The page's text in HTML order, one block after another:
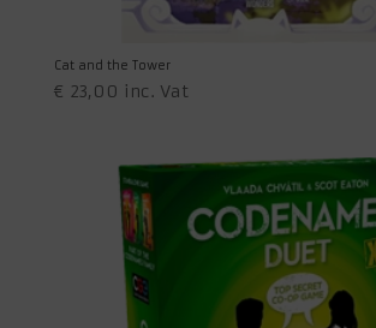
Cat and the Tower
€ 23,00 inc. Vat